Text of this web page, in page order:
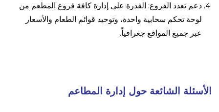
دعم تعدد الفروع: القدرة على إدارة كافة فروع المطعم من
لوحة تحكم سحابية واحدة، وتوحيد قوائم الطعام والأسعار
عبر جميع المواقع جغرافياً.
الأسئلة الشائعة حول إدارة المطاعم